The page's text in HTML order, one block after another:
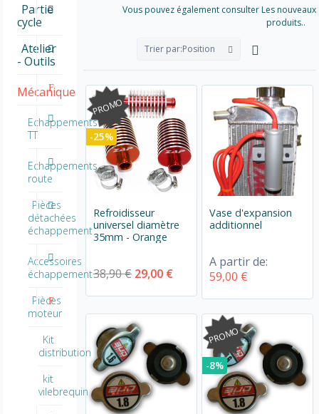
Vous pouvez également consulter Les nouveaux
produits..
Trier par:Position
PROMO
-25%
Refroidisseur
universel diamètre
35mm - Orange
38,90 € 29,00 €
Vase d'expansion
additionnel
A partir de:
59,00 €
PROMO
-8%
Partie
cycle
Atelier
- Outils
Mécanique
Echappements
TT
Echappements
route
Pièces
détachées
échappement
Accessoires
échappement
Pièces
moteur
Kit
distribution
kit
vilebrequin